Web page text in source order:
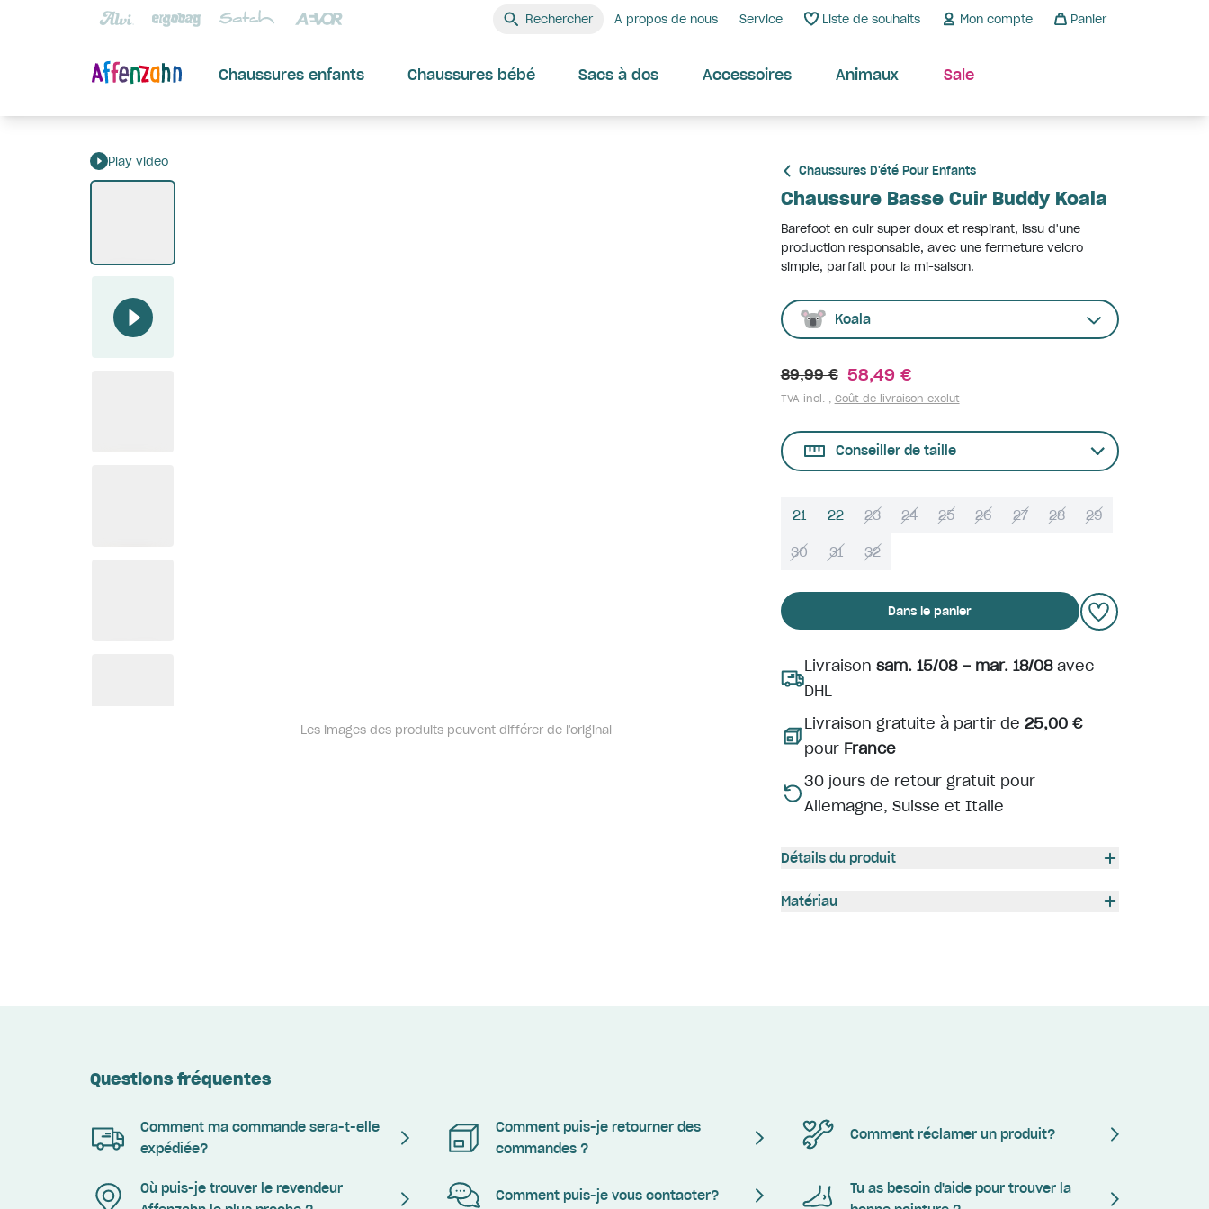
Rechercher A propos de nous Service Liste de souhaits Mon compte Panier
Chaussures enfants Chaussures bébé Sacs à dos Accessoires Animaux Sale
Play video
Les images des produits peuvent différer de l'original
Chaussures D'été Pour Enfants
Chaussure Basse Cuir Buddy Koala
Barefoot en cuir super doux et respirant, issu d'une
production responsable, avec une fermeture velcro
simple, parfait pour la mi-saison.
Koala
89,99 € 58,49 €
TVA incl. , Coût de livraison exclut
Conseiller de taille
21 22 23 24 25 26 27 28 29
30 31 32
Dans le panier
Livraison sam. 15/08 – mar. 18/08avec
DHL
Livraison gratuite à partir de 25,00 €
pour France
30 jours de retour gratuit pour
Allemagne, Suisse et Italie
Détails du produit
Matériau
Questions fréquentes
Comment ma commande sera-t-elle
expédiée?
Comment puis-je retourner des
commandes ?
Comment réclamer un produit?
Où puis-je trouver le revendeur
Comment puis-je vous contacter?
Tu as besoin d'aide pour trouver la